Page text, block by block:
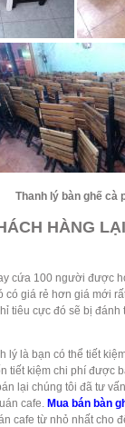
Thanh lý bàn ghế cà
HÀNG
cứa 100 người được
có giá rẻ hơn giá mới
tiêu cực đó sẽ bị
lý là bạn có thể tiết
tiết kiệm chi phí được
lại chúng tôi đã tư
cafe. Mua bán bàn
cafe từ nhỏ nhất cho